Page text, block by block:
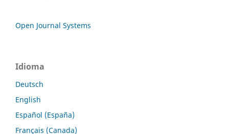
Open Journal Systems
Idioma
Deutsch
English
Español (España)
Français (Canada)